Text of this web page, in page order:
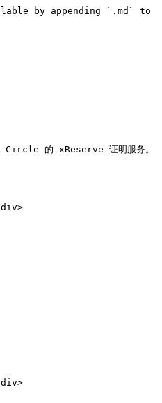
by appending `.md` to
Circle 的 xReserve 证明服务。